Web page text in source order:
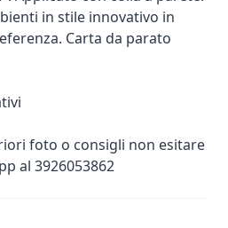
in stile innovativo in
Carta da parato
foto o consigli non esitare
al 3926053862